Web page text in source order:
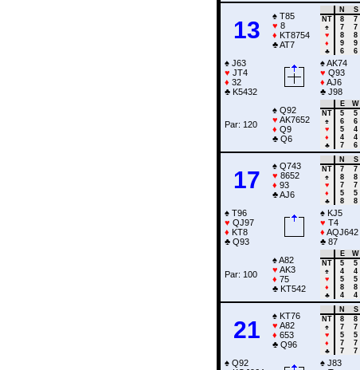
13
♠ T85
♥ 8
♦ KT8754
♣AT7
N
S
NT
8
7
♠
7
7
♥
8
8
♦
9
9
♣
6 6
♠ J63
♥ JT4
♦ 32
♣ K5432
♠AK74
♥ Q93
♦ AJ6
♣ J98
Par: 120
♠ Q92
♥ AK7652
♦ Q9
♣ Q6
E
W
NT
5
5
♠
6
6
♥
5
4
♦
4
4
♣
7 6
17
♠ Q743
♥ 8652
♦ 93
♣AJ6
N
S
NT
7
7
♠
8
8
♥
7
7
♦
5
5
♣
8 8
♠ T96
♥ QJ97
♦ KT8
♣ Q93
♠ KJ5
♥ T4
♦ AQJ642
♣ 87
Par: 100
♠A82
♥ AK3
♦ 75
♣ KT542
E
W
NT
5
5
♠
4
4
♥
5
5
♦
8
8
♣
4 4
21
♠ KT76
♥ A82
♦ 653
♣ Q96
N
S
NT
8
8
♠
7
7
♥
5
5
♦
7
7
♣
7 7
♠ Q92
♠ J83